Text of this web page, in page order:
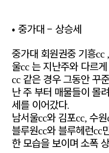
• 중가대 – 상승세
중가대 회원권중 기흥cc ,
울cc 는 지난주와 다르
cc 같은 경우 그동안 꾸
난 주 부터 매물들이 몰
세를 이어갔다.
남서울cc와 김포cc, 수원
블루원cc와 블루헤런cc
한 모습을 보이며 소폭